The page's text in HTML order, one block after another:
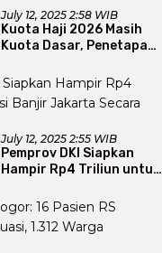
July 12, 2025 2:58 WIB
Kuota Haji 2026 Masih
Kuota Dasar, Penetapan
Arab Saudi
July 12, 2025 2:55 WIB
Pemprov DKI Siapkan
Hampir Rp4 Triliun untuk
Secara Jangka Panjang